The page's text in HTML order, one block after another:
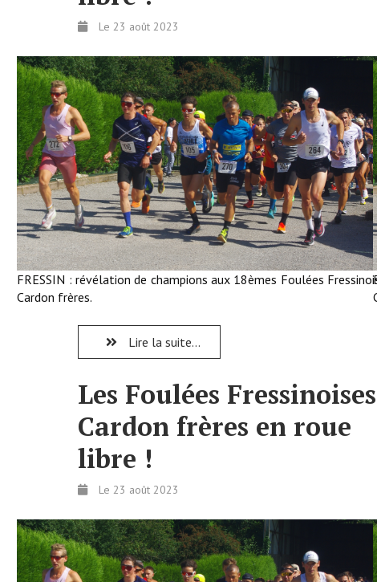
Le 23 août 2023
FRESSIN : révélation de champions aux 18èmes Foulées
Cardon frères.
Lire la suite...
Les Foulées
Cardon frères en roue
libre !
Le 23 août 2023